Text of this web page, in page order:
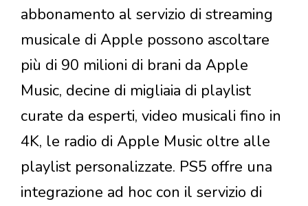
abbonamento al servizio di streaming
musicale di Apple possono ascoltare
più di 90 milioni di brani da Apple
Music, decine di migliaia di playlist
curate da esperti, video musicali fino in
4K, le radio di Apple Music oltre alle
playlist personalizzate. PS5 offre una
integrazione ad hoc con il servizio di